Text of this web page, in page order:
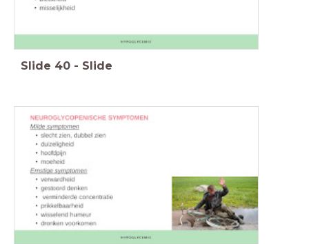
Slide 40 - Slide